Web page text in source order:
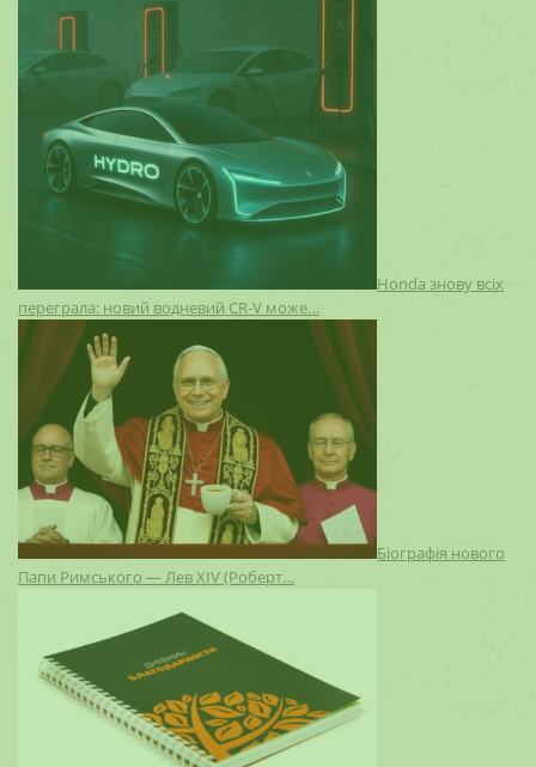
Honda знову всіх
переграла: новий водневий CR-V може…
Біографія нового
Папи Римського — Лев XIV (Роберт…